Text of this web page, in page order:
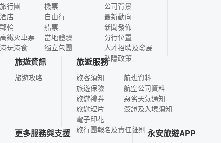
旅行團
酒店
郵輪
高鐵火車票
港玩港食
機票
自由行
船票
當地體驗
獨立包團
公司背景
最新動向
新聞發佈
分行位置
人才招聘及發展
私隱政策
旅遊資訊
旅遊攻略
旅遊服務
旅客須知
旅遊保險
旅遊禮券
旅遊短片
電子印花
航班資料
航空公司資料
惡劣天氣通知
簽證及入境須知
旅行團報名及責任細則
更多服務與支援 永安旅遊APP